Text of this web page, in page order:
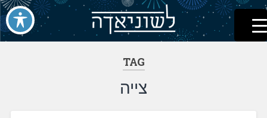
דלג
לתוכן
לשוניאדה
עברית. לשון. שפה
TAG
צייה